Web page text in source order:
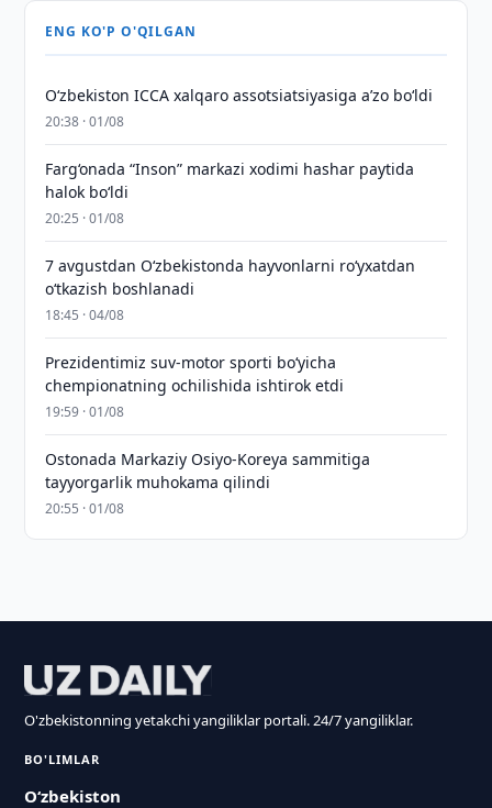
ENG KO'P O'QILGAN
O‘zbekiston ICCA xalqaro assotsiatsiyasiga aʼzo bo‘ldi
20:38 · 01/08
Farg‘onada “Inson” markazi xodimi hashar paytida
halok bo‘ldi
20:25 · 01/08
7 avgustdan O‘zbekistonda hayvonlarni ro‘yxatdan
o‘tkazish boshlanadi
18:45 · 04/08
Prezidentimiz suv-motor sporti bo‘yicha
chempionatning ochilishida ishtirok etdi
19:59 · 01/08
Ostonada Markaziy Osiyo-Koreya sammitiga
tayyorgarlik muhokama qilindi
20:55 · 01/08
O'zbekistonning yetakchi yangiliklar portali. 24/7 yangiliklar.
BO'LIMLAR
O‘zbekiston